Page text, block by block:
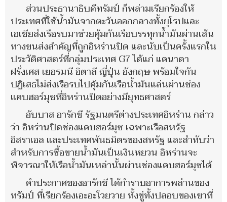
ส่วนประธานาธิบดีทรัมป์ ก็พล่ามเรียกร้องให้
ประเทศที่ใช้น้ำมันจากตะวันออกกลางทั้งยุโรปและ
เอเชียส่งเรือรบมาช่วยคุ้มกันเรือบรรทุกน้ำมันผ่านเส้น
ทางขนส่งสำคัญที่ถูกอิหร่านปิด และนับเป็นครั้งแรกใน
ประวัติศาสตร์ที่กลุ่มประเทศ G7 ได้แก่ แคนาดา
ฝรั่งเศส เยอรมนี อิตาลี ญี่ปุ่น อังกฤษ พร้อมใจกัน
ปฏิเสธไม่ส่งเรือรบไปคุ้มกันเรือน้ำมันแล่นผ่านช่อง
แคบฮอร์มุซที่อิหร่านปิดอย่างมียุทธศาสตร์
อับบาส อารักชี รัฐมนตรีต่างประเทศอิหร่าน กล่าว
ว่า อิหร่านปิดช่องแคบฮอร์มุซ เฉพาะเรือสหรัฐ
อิสราเอล และประเทศพันธมิตรของสหรัฐ และสำทับว่า
สำหรับการซื้อขายน้ำมันเป็นเงินหยวน อิหร่านจะ
พิจารณาให้เรือน้ำมันเหล่านั้นผ่านช่องแคบฮอร์มุซได้
คำประกาศของอารักชี ได้กำราบอาการพล่านของ
ทรัมป์ ที่เรียกร้องเอะอะโวยวาย ทั้งขู่ทั้งปลอบของเขาที่